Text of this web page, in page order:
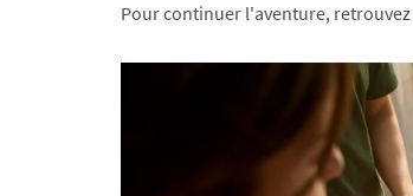
Pour continuer l'aventure,